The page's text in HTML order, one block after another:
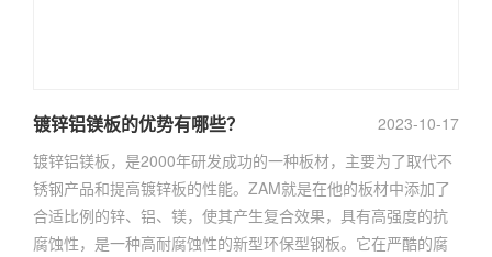
2023-10-17
镀锌铝镁板的优势有哪些？
镀锌铝镁板，是2000年研发成功的一种板材，主要为了取代不
锈钢产品和提高镀锌板的性能。ZAM就是在他的板材中添加了
合适比例的锌、铝、镁，使其产生复合效果，具有高强度的抗
腐蚀性，是一种高耐腐蚀性的新型环保型钢板。它在严酷的腐